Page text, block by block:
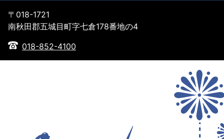
〒018-1721
南秋田郡五城目町字七倉178番地の4
018-852-4100